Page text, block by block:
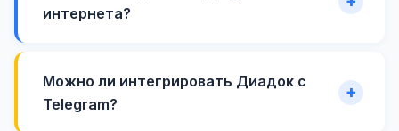
интернета?
Можно ли интегрировать Диадок с
Telegram?